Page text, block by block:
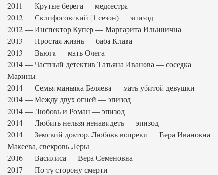
2011 — Крутые берега — медсестра
2012 — Склифосовский (1 сезон) — эпизод
2012 — Инспектор Купер — Маргарита Ильинична
2013 — Простая жизнь — баба Клава
2013 — Вьюга — мать Олега
2014 — Частный детектив Татьяна Иванова — соседка
Марины
2014 — Семья маньяка Беляева — мать убитой девушки
2014 — Между двух огней — эпизод
2014 — Любовь и Роман — эпизод
2014 — Любить нельзя ненавидеть — эпизод
2014 — Земский доктор. Любовь вопреки — Вера Ивановна
Макеева, свекровь Леры
2016 — Василиса — Вера Семёновна
2017 — По ту сторону смерти